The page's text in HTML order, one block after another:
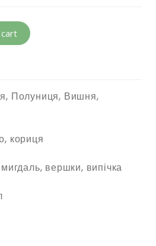
Полуниця, Вишня,
кориця
вершки, випічка